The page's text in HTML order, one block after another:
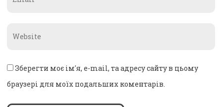
Зберегти моє ім'я, e-mail, та адресу сайту в цьому
браузері для моїх подальших коментарів.